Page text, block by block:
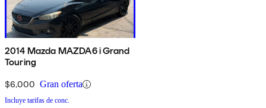
2014 Mazda MAZDA6 i Grand
Touring
$6,000 Gran oferta
Incluye tarifas de conc.